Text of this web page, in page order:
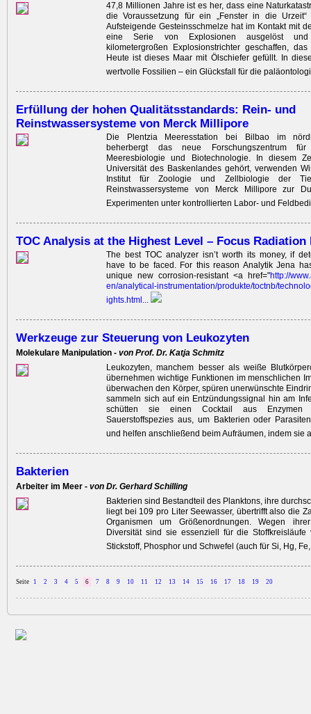
47,8 Millionen Jahre ist es her, dass eine
die Voraussetzung für ein „Fenster in die Urzeit“
Aufsteigende Gesteinsschmelze hat im Kontakt mit
eine Serie von Explosionen ausgelöst
kilometergroßen Explosionstrichter geschaffen,
Heute ist dieses Maar mit Ölschiefer gefüllt. In
wertvolle Fossilien – ein Glücksfall für die
Erfüllung der hohen Qualitätsstandards: Rein- und
Reinstwassersysteme von Merck Millipore
Die Plentzia Meeresstation bei Bilbao im
beherbergt das neue Forschungszentrum für
Meeresbiologie und Biotechnologie. In diesem
Universität des Baskenlandes gehört, verwenden
Institut für Zoologie und Zellbiologie der
Reinstwassersysteme von Merck Millipore zur
Experimenten unter kontrollierten Labor- und
TOC Analysis at the Highest Level – Focus Radiation
The best TOC analyzer isn’t worth its money, if
have to be faced. For this reason Analytik Jena
unique new corrosion-resistant <a href="http://
en/analytical -instrumentation/produkte/toctnb/
ights.html ...
Werkzeuge zur Steuerung von Leukozyten
Molekulare ­Manipulation - von Prof. Dr. Katja Schmitz
Leukozyten, manchem besser als weiße
übernehmen wichtige ­Funktionen im menschlichen
überwachen den Körper, spüren unerwünschte
sammeln sich auf ein Entzündungssignal hin am
schütten sie einen Cocktail aus Enzymen
Sauerstoffspezies aus, um Bakterien oder
und helfen ­anschließend beim Aufräumen, indem sie
Bakterien
Arbeiter im Meer - von Dr. Gerhard Schilling
Bakterien sind Bestandteil des Planktons, ihre
liegt bei 109 pro Liter Seewasser, übertrifft also die
Organismen um Größenordnungen. Wegen
Diversität sind sie essenziell für die Stoffkreisläufe
Stickstoff, Phosphor und Schwefel (auch für Si, Hg,
Seite 1 2 3 4 5 6 7 8 9 10 11 12 13 14 15 16 17 18 19 20